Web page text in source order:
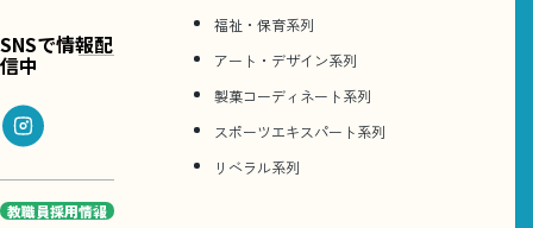
SNSで情報配
信中
教職員採用情報
福祉・保育系列
アート・デザイン系列
製菓コーディネート系列
スポーツエキスパート系列
リベラル系列